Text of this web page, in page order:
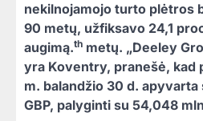
nekilnojamojo turto plėtros
90 metų, užfiksavo 24,1
augimą.th metų. „Deeley
yra Koventry, pranešė, kad
m. balandžio 30 d. apyvarta
GBP, palyginti su 54,048